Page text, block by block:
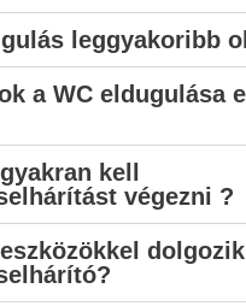
leggyakoribb
a WC eldugulása
kell
végezni ?